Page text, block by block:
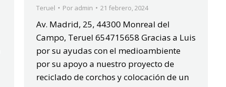
Teruel Por admin 21 febrero, 2024
Av. Madrid, 25, 44300 Monreal del
Campo, Teruel 654715658 Gracias a Luis
por su ayudas con el medioambiente
por su apoyo a nuestro proyecto de
reciclado de corchos y colocación de un